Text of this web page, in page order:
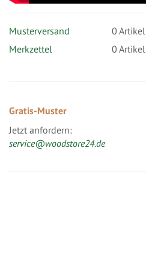
Musterversand 0 Artikel
Merkzettel
0 Artikel
Gratis-Muster
Jetzt anfordern:
service@woodstore24.de